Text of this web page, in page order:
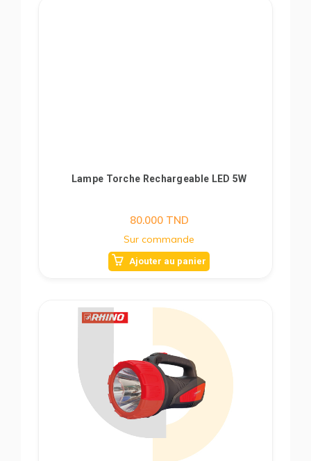
Lampe Torche Rechargeable LED 5W
80.000TND
Sur commande
Ajouter au panier